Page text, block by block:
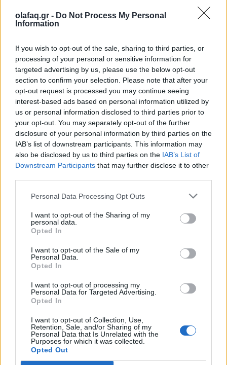
olafaq.gr - Do Not Process My Personal
Information
If you wish to opt-out of the sale, sharing to third parties, or
processing of your personal or sensitive information for
targeted advertising by us, please use the below opt-out
section to confirm your selection. Please note that after your
opt-out request is processed you may continue seeing
interest-based ads based on personal information utilized by
us or personal information disclosed to third parties prior to
your opt-out. You may separately opt-out of the further
disclosure of your personal information by third parties on the
IAB’s list of downstream participants. This information may
also be disclosed by us to third parties on the IAB’s List of
Downstream Participants that may further disclose it to other
Personal Data Processing Opt Outs
I want to opt-out of the Sharing of my
personal data.
Opted In
I want to opt-out of the Sale of my
Personal Data.
Opted In
I want to opt-out of processing my
Personal Data for Targeted Advertising.
Opted In
I want to opt-out of Collection, Use,
Retention, Sale, and/or Sharing of my
Personal Data that Is Unrelated with the
Purposes for which it was collected.
Opted Out
Την Κυριακή 26 Οκτωβρίου, στις 04:00 τα ξημερώματα, θα
ξαναζήσουμε το πιο παράλογο ευρωπαϊκό ραντεβού με τον
χρόνο: θα γυρίσουμε τα ρολόγια μας πίσω μία ώρα, για να
"εξοικονομήσουμε ενέργεια".
Ελλάδα
Παραλύει η χώρα από τη 24ωρη απεργία
ΓΣΕΕ και ΑΔΕΔΥ ενάντια στο νέο εργασιακό
νομοσχέδιο
01.10.25
Δημόσιοι υπάλληλοι, γιατροί, εκπαιδευτικοί, δικαστικοί
υπάλληλοι, ταξιτζήδες και ναυτεργάτες συμμετέχουν στη
σημερινή πανελλαδική κινητοποίηση, που μπλοκάρει
μεταφορές και υπηρεσίες. Στο επίκεντρο των